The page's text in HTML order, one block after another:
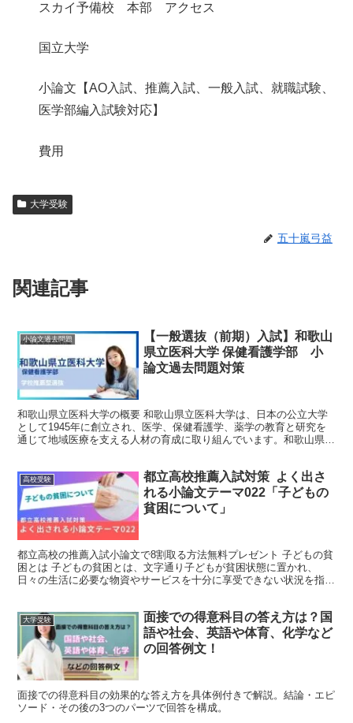
スカイ予備校 本部 アクセス
国立大学
小論文【AO入試、推薦入試、一般入試、就職試験、
医学部編入試験対応】
費用
大学受験
五十嵐弓益
関連記事
小論文過去問題
【一般選抜（前期）入試】和歌山
県立医科大学 保健看護学部 小
論文過去問題対策
和歌山県立医科大学の概要 和歌山県立医科大学は、日本の公立大学
として1945年に創立され、医学、保健看護学、薬学の教育と研究を
通じて地域医療を支える人材の育成に取り組んでいます。和歌山県和
高校受験
都立高校推薦入試対策 よく出さ
れる小論文テーマ022「子どもの
貧困について」
都立高校の推薦入試小論文で8割取る方法無料プレゼント 子どもの貧
困とは 子どもの貧困とは、文字通り子どもが貧困状態に置かれ、
日々の生活に必要な物資やサービスを十分に享受できない状況を指し
大学受験
面接での得意科目の答え方は？国
語や社会、英語や体育、化学など
の回答例文！
面接での得意科目の効果的な答え方を具体例付きで解説。結論・エピ
ソード・その後の3つのパーツで回答を構成。